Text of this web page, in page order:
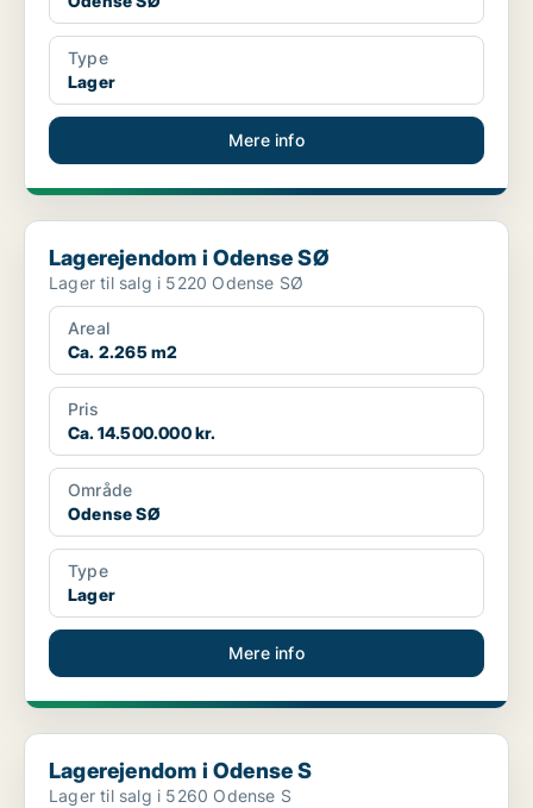
Type
Lager
Mere info
Lagerejendom i Odense SØ
Lagerejendom i Odense SØ
Lager til salg i 5220 Odense SØ
Areal
Ca. 2.265 m2
Pris
Ca. 14.500.000 kr.
Område
Odense SØ
Type
Lager
Mere info
Lagerejendom i Odense S
Lagerejendom i Odense S
Lager til salg i 5260 Odense S